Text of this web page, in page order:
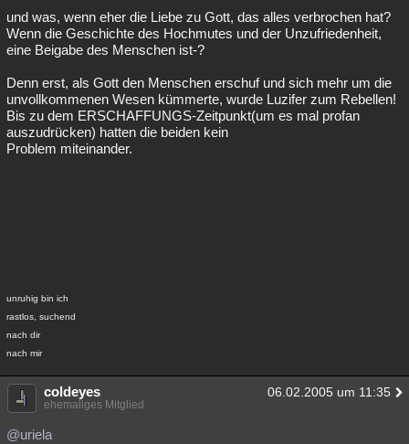
und was, wenn eher die Liebe zu Gott, das alles verbrochen hat?
Wenn die Geschichte des Hochmutes und der Unzufriedenheit,
eine Beigabe des Menschen ist-?
Denn erst, als Gott den Menschen erschuf und sich mehr um die
unvollkommenen Wesen kümmerte, wurde Luzifer zum Rebellen!
Bis zu dem ERSCHAFFUNGS-Zeitpunkt(um es mal profan
auszudrücken) hatten die beiden kein
Problem miteinander.
unruhig bin ich
rastlos, suchend
nach dir
nach mir
coldeyes 06.02.2005 um 11:35
ehemaliges Mitglied
@uriela